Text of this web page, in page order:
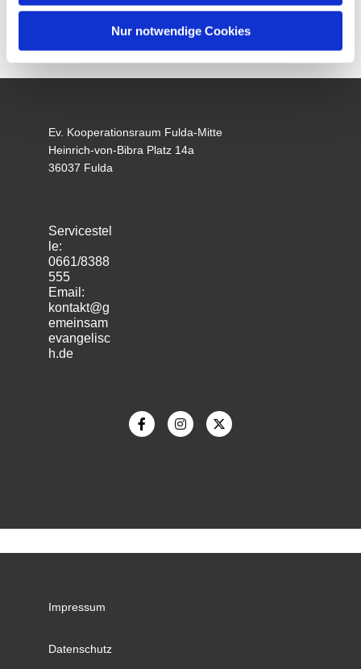
Nur notwendige Cookies
Ev. Kooperationsraum Fulda-Mitte
Heinrich-von-Bibra Platz 14a
36037 Fulda
Servicestel
le:
0661/8388
555
Email:
kontakt@g
emeinsam
evangelisc
h.de
Impressum
Datenschutz